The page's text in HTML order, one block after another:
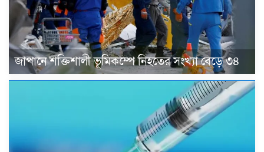
জাপানে শক্তিশালী ভূমিকম্পে নিহতের সংখ্যা বেড়ে ৩৪